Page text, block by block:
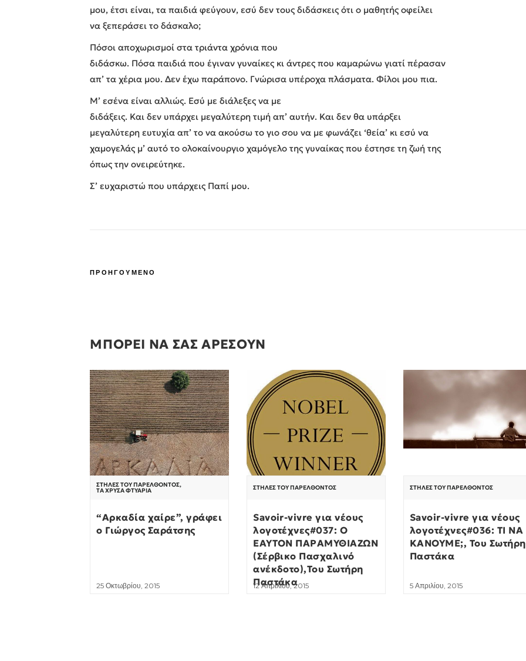
μου, έτσι είναι, τα παιδιά φεύγουν, εσύ δεν τους διδάσκεις ότι ο μαθητής οφείλει
να ξεπεράσει το δάσκαλο;
Πόσοι αποχωρισμοί στα τριάντα χρόνια που
διδάσκω. Πόσα παιδιά που έγιναν γυναίκες κι άντρες που καμαρώνω γιατί πέρασαν
απ’ τα χέρια μου. Δεν έχω παράπονο. Γνώρισα υπέροχα πλάσματα. Φίλοι μου πια.
Μ’ εσένα είναι αλλιώς. Εσύ με διάλεξες να με
διδάξεις. Και δεν υπάρχει μεγαλύτερη τιμή απ’ αυτήν. Και δεν θα υπάρξει
μεγαλύτερη ευτυχία απ’ το να ακούσω το γιο σου να με φωνάζει ‘θεία’ κι εσύ να
χαμογελάς μ’ αυτό το ολοκαίνουργιο χαμόγελο της γυναίκας που έστησε τη ζωή της
όπως την ονειρεύτηκε.
Σ’ ευχαριστώ που υπάρχεις Παπί μου.
ΠΡΟΗΓΟΥΜΕΝΟ
ΜΠΟΡΕΙ ΝΑ ΣΑΣ ΑΡΕΣΟΥΝ
ΣΤΉΛΕΣ ΤΟΥ ΠΑΡΕΛΘΌΝΤΟΣ,
ΤΑ ΧΡΥΣΆ ΦΤΥΆΡΙΑ
“Αρκαδία χαίρε”, γράφει
ο Γιώργος Σαράτσης
25 Οκτωβρίου, 2015
ΣΤΉΛΕΣ ΤΟΥ ΠΑΡΕΛΘΌΝΤΟΣ
Savoir-vivre για νέους
λογοτέχνες#037: Ο
ΕΑΥΤΟΝ ΠΑΡΑΜΥΘΙΑΖΩΝ
(Σέρβικο Πασχαλινό
ανέκδοτο),Του Σωτήρη
Παστάκα
12 Απριλίου, 2015
ΣΤΉΛΕΣ ΤΟΥ ΠΑΡΕΛΘΌΝΤΟΣ
Savoir-vivre για νέους
λογοτέχνες#036: ΤΙ ΝΑ
ΚΑΝΟΥΜΕ;, Του Σωτήρη
Παστάκα
5 Απριλίου, 2015